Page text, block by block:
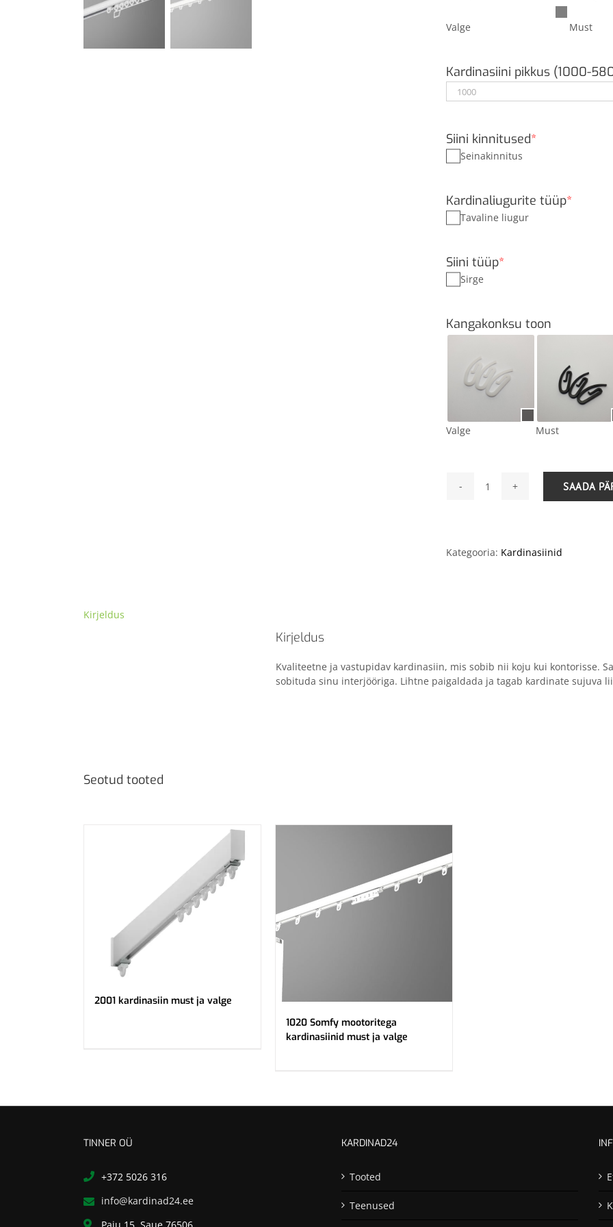
Valge Must
Kardinasiini pikkus (1000-
*
Siini kinnitused
Seinakinnitus
*
Kardinaliugurite tüüp
Tavaline liugur
*
Siini tüüp
Sirge
Kangakonksu toon
Valge Must
1014
valge
SAADA
Kategooria: Kardinasiinid
Kirjeldus
Kirjeldus
Kvaliteetne ja vastupidav kardinasiin, mis sobib nii koju kui kontorisse.
sobituda sinu interjööriga. Lihtne paigaldada ja tagab kardinate sujuva
Seotud tooted
2001 kardinasiin must ja valge
1020 Somfy mootoritega
kardinasiinid must ja valge
TINNER OÜ
+372 5026 316
info@kardinad24.ee
KARDINAD24
Tooted
Teenused